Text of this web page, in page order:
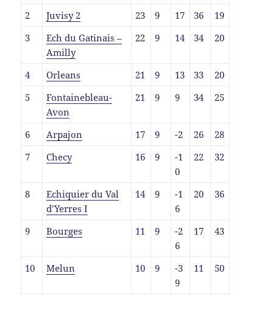
2 Juvisy 2 23 9 17 36
19
3
Ech du Gatinais –
Amilly
22 9 14 34 20
4 Orleans 21 9 13 33
20
5
Fontainebleau-
Avon
21 9 9 34 25
6 Arpajon 17 9 -2 26
28
7
Checy 16 9
-1
0
22 32
8
Echiquier du Val
d’Yerres I
14 9
-1
6
20 36
9 Bourges 11 9
-2
6
17 43
10 Melun 10 9
-3
9
11 50